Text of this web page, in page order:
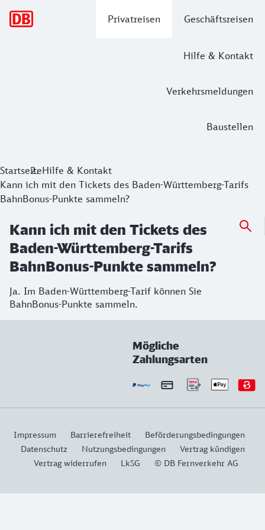
Privatreisen Geschäftsreisen
Hilfe & Kontakt
Verkehrsmeldungen
Baustellen
StartseiteHilfe & Kontakt
Kann ich mit den Tickets des Baden-Württemberg-Tarifs
BahnBonus-Punkte sammeln?
Kann ich mit den Tickets des
Baden-Württemberg-Tarifs
BahnBonus-Punkte sammeln?
Ja. Im Baden-Württemberg-Tarif können Sie
BahnBonus-Punkte sammeln.
Mögliche
Zahlungsarten
Impressum Barrierefreiheit
Beförderungsbedingungen
Datenschutz
Nutzungsbedingungen
Vertrag kündigen
Vertrag widerrufen
LkSG © DB Fernverkehr AG